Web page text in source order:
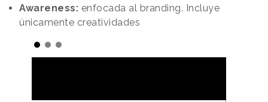
Awareness: enfocada al branding. Incluye
únicamente creatividades